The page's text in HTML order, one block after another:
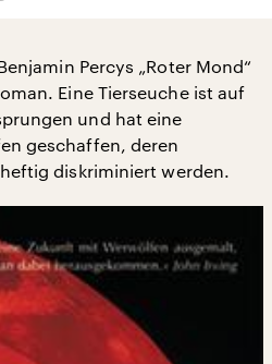
Percys „Roter Mond“
Eine Tierseuche ist auf
und hat eine
geschaffen, deren
diskriminiert werden.